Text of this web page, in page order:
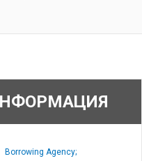
Borrowing Agency;